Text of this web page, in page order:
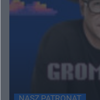
NASZ PATRONAT